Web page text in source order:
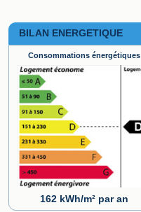
BILAN ENERGETIQUE
Consommations énergétiques
162 kWh/m² par an